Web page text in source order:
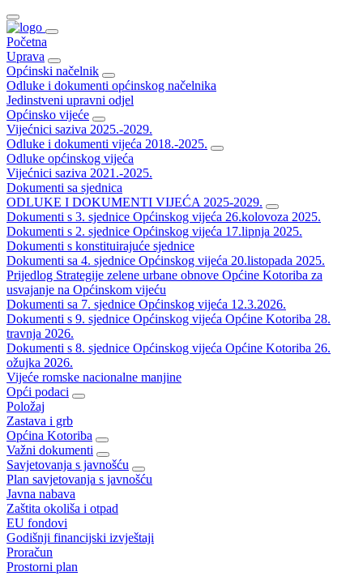
Početna
Uprava
Općinski načelnik
Odluke i dokumenti općinskog načelnika
Jedinstveni upravni odjel
Općinsko vijeće
Vijećnici saziva 2025.-2029.
Odluke i dokumenti vijeća 2018.-2025.
Odluke općinskog vijeća
Vijećnici saziva 2021.-2025.
Dokumenti sa sjednica
ODLUKE I DOKUMENTI VIJEĆA 2025-2029.
Dokumenti s 3. sjednice Općinskog vijeća 26.kolovoza 2025.
Dokumenti s 2. sjednice Općinskog vijeća 17.lipnja 2025.
Dokumenti s konstituirajuće sjednice
Dokumenti sa 4. sjednice Općinskog vijeća 20.listopada 2025.
Prijedlog Strategije zelene urbane obnove Općine Kotoriba za
usvajanje na Općinskom vijeću
Dokumenti sa 7. sjednice Općinskog vijeća 12.3.2026.
Dokumenti s 9. sjednice Općinskog vijeća Općine Kotoriba 28.
travnja 2026.
Dokumenti s 8. sjednice Općinskog vijeća Općine Kotoriba 26.
ožujka 2026.
Vijeće romske nacionalne manjine
Opći podaci
Položaj
Zastava i grb
Općina Kotoriba
Važni dokumenti
Savjetovanja s javnošću
Plan savjetovanja s javnošću
Javna nabava
Zaštita okoliša i otpad
EU fondovi
Godišnji financijski izvještaji
Proračun
Prostorni plan